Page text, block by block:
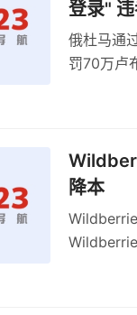
登录"
俄杜马通
罚70万卢
降本